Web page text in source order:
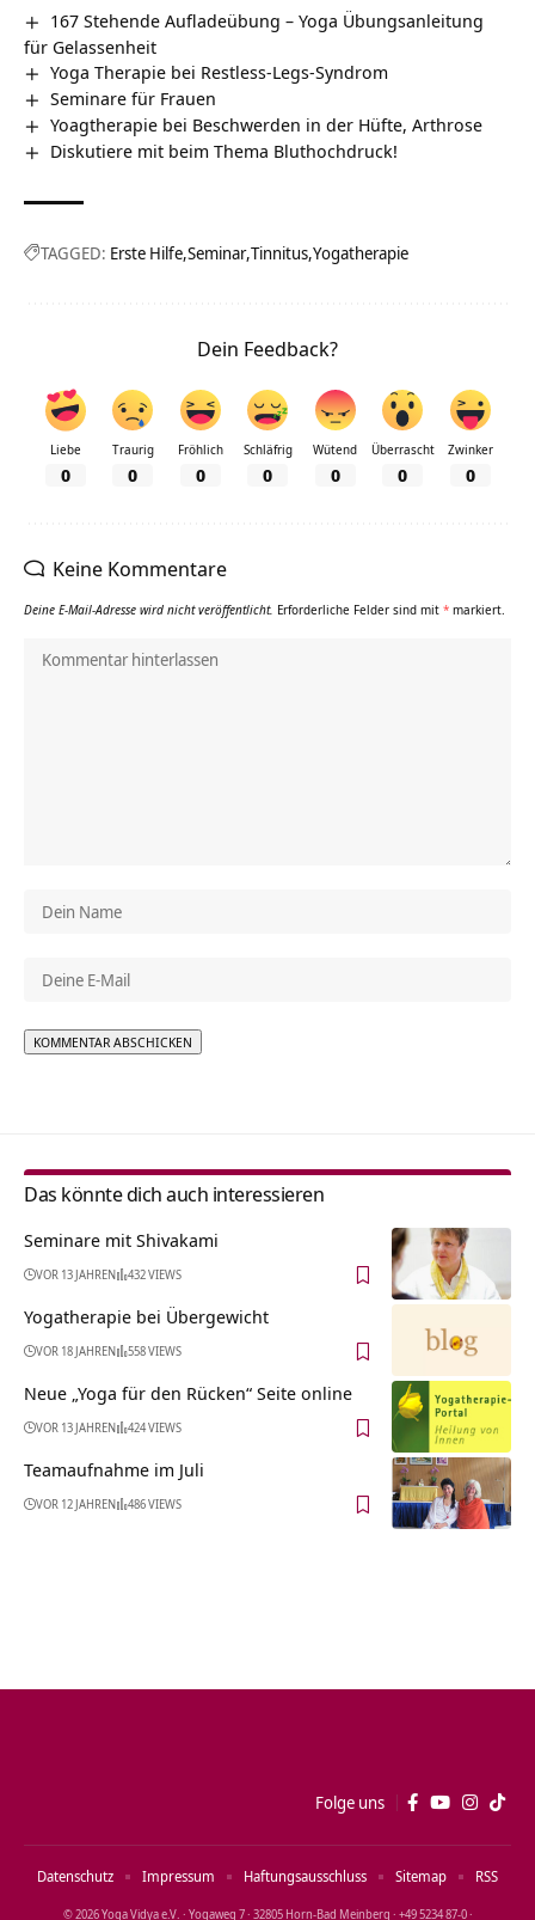
167 Stehende Aufladeübung – Yoga Übungsanleitung
für Gelassenheit
Yoga Therapie bei Restless-Legs-Syndrom
Seminare für Frauen
Yoagtherapie bei Beschwerden in der Hüfte, Arthrose
Diskutiere mit beim Thema Bluthochdruck!
TAGGED: Erste Hilfe Seminar Tinnitus Yogatherapie
Dein Feedback?
Liebe
0
Traurig
0
Fröhlich
0
Schläfrig
0
Wütend
0
Überrascht
0
Zwinker
0
Keine Kommentare
Deine E-Mail-Adresse wird nicht veröffentlicht. Erforderliche Felder sind mit * markiert.
Das könnte dich auch interessieren
Seminare mit Shivakami
VOR 13 JAHREN 432 VIEWS
Yogatherapie bei Übergewicht
VOR 18 JAHREN 558 VIEWS
Neue „Yoga für den Rücken“ Seite online
VOR 13 JAHREN 424 VIEWS
Teamaufnahme im Juli
VOR 12 JAHREN 486 VIEWS
Folge uns
© 2026 Yoga Vidya e.V. · Yogaweg 7 · 32805 Horn‑Bad Meinberg · +49 5234 87‑0 ·
Datenschutz Impressum Haftungsausschluss Sitemap RSS